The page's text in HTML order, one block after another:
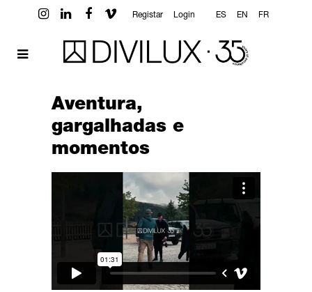
Registar Login ES EN FR
Aventura,
gargalhadas e
momentos